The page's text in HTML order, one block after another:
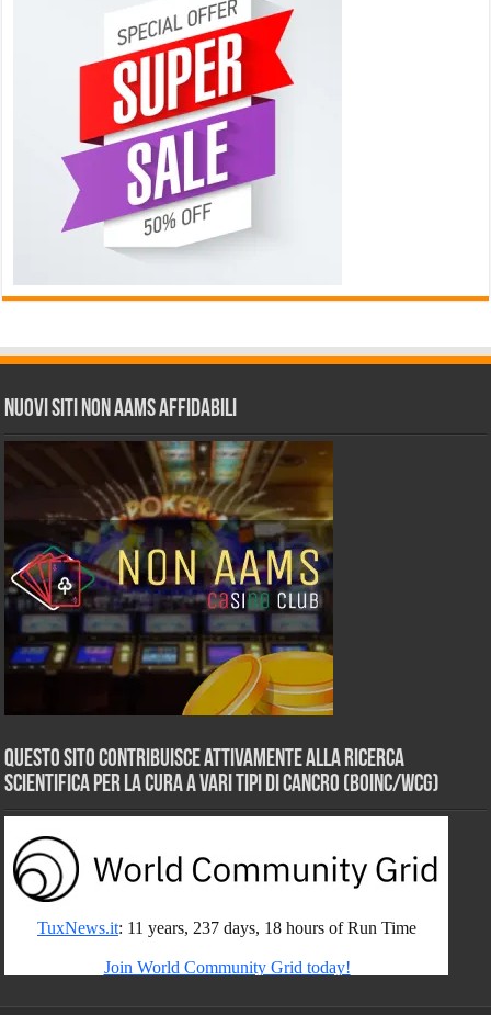
Nuovi siti non AAMS affidabili
Questo sito contribuisce attivamente alla ricerca
scientifica per la cura a vari tipi di Cancro (BOINC/WCG)